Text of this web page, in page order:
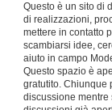
Questo è un sito di
di realizzazioni,
mettere in contatto
scambiarsi idee,
aiuto in campo
Questo spazio è
gratutito. Chiunque
discussione